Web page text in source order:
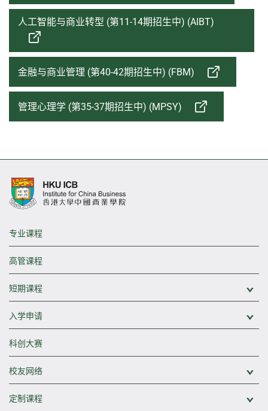
人工智能与商业转型 (第11-14期招生中) (AIBT)
金融与商业管理 (第40-42期招生中) (FBM)
管理心理学 (第35-37期招生中) (MPSY)
专业课程
高管课程
短期课程
入学申请
科创大赛
校友网络
定制课程